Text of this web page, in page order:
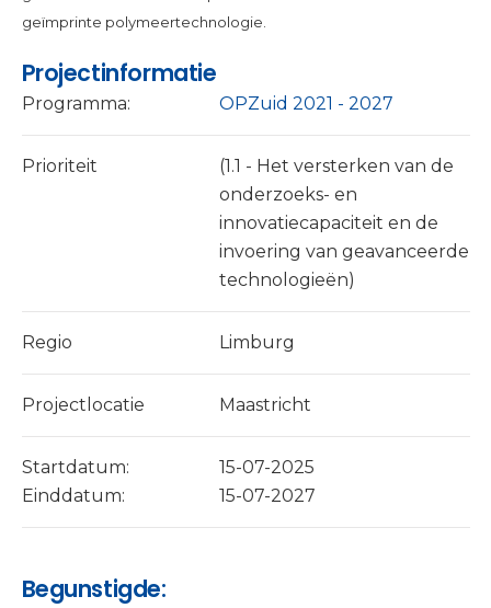
geïmprinte polymeertechnologie.
Projectinformatie
Programma: OPZuid 2021 - 2027
Prioriteit
(1.1 - Het versterken van de
onderzoeks- en
innovatiecapaciteit en de
invoering van geavanceerde
technologieën)
Regio Limburg
Projectlocatie Maastricht
Startdatum:
15-07-2025
Einddatum:
15-07-2027
Begunstigde: